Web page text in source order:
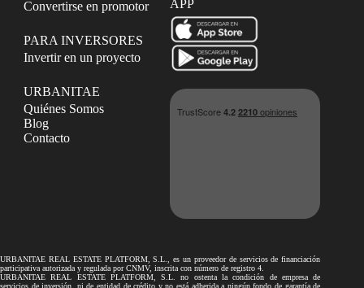
Convertirse en promotor
PARA INVERSORES
Invertir en un proyecto
URBANITAE
Quiénes Somos
Blog
Contacto
APP
URBANITAE REAL ESTATE PLATFORM, S.L., es un proveedor de servicios de financiación
participativa autorizada y regulada por CNMV, inscrita con número de registro 4.
URBANITAE REAL ESTATE PLATFORM, S.L. no ostenta la condición de empresa de
servicios de inversión, ni de entidad de crédito y no está adherida a ningún fondo de garantía de